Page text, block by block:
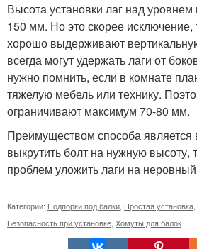
Высота установки лаг над уровнем
150 мм. Но это скорее исключение,
хорошо выдерживают
всегда могут удержать лаги от
нужно помнить, если в комнате
тяжелую мебель или технику.
ограничивают максимум 70-80 мм.
Преимуществом способа является
выкрутить болт на нужную
проблем уложить лаги на
Категории: Подпорки под балки, Простая установка,
Безопасность при установке, Хомуты для балок